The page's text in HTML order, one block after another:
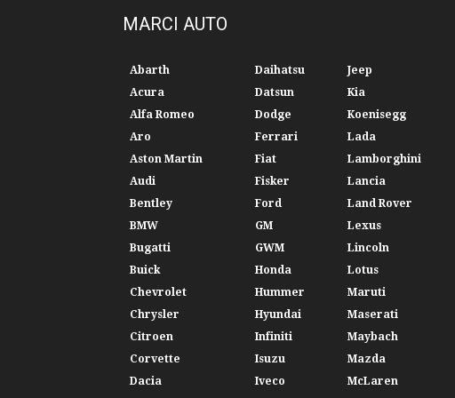
MARCI AUTO
Abarth Daihatsu Jeep
Acura
Datsun Kia
Alfa Romeo
Dodge Koenisegg
Aro
Ferrari Lada
Aston Martin
Fiat Lamborghini
Audi
Fisker Lancia
Bentley
Ford Land Rover
BMW
GM Lexus
Bugatti
GWM Lincoln
Buick
Honda Lotus
Chevrolet
Hummer Maruti
Chrysler
Hyundai Maserati
Citroen
Infiniti Maybach
Corvette
Isuzu Mazda
Dacia
Iveco McLaren